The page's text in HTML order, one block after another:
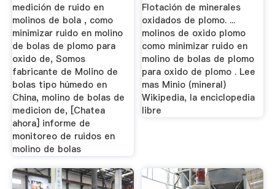
medición de ruido en
molinos de bola , como
minimizar ruido en molino
de bolas de plomo para
oxido de, Somos
fabricante de Molino de
bolas tipo húmedo en
China, molino de bolas de
medicion de, [Chatea
ahora] informe de
monitoreo de ruidos en
molino de bolas
Flotación de minerales
oxidados de plomo. ...
molinos de oxido plomo
como minimizar ruido en
molino de bolas de plomo
para oxido de plomo . Lee
mas Minio (mineral)
Wikipedia, la enciclopedia
libre